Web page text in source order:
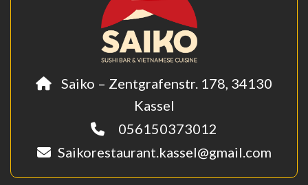
Saiko – Zentgrafenstr. 178, 34130
Kassel
056150373012
Saikorestaurant.kassel@gmail.com